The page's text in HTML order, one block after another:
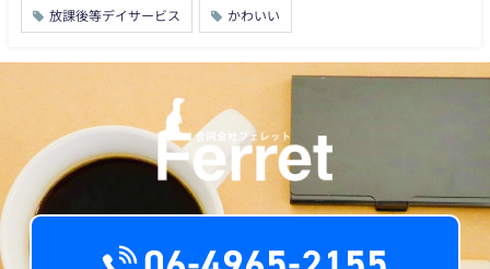
放課後等デイサービス かわいい